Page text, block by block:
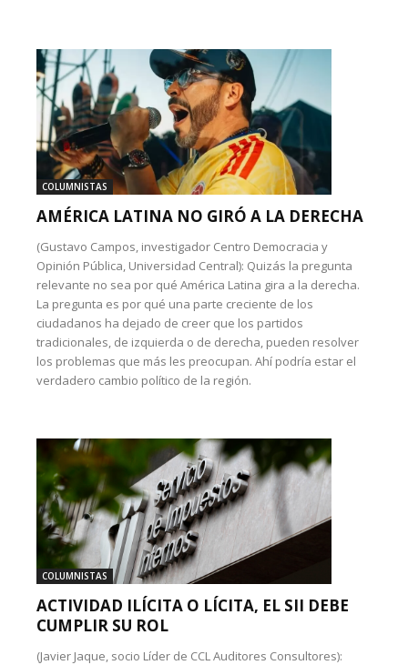
COLUMNISTAS
AMÉRICA LATINA NO GIRÓ A LA DERECHA
(Gustavo Campos, investigador Centro Democracia y
Opinión Pública, Universidad Central): Quizás la pregunta
relevante no sea por qué América Latina gira a la derecha.
La pregunta es por qué una parte creciente de los
ciudadanos ha dejado de creer que los partidos
tradicionales, de izquierda o de derecha, pueden resolver
los problemas que más les preocupan. Ahí podría estar el
verdadero cambio político de la región.
COLUMNISTAS
ACTIVIDAD ILÍCITA O LÍCITA, EL SII DEBE
CUMPLIR SU ROL
(Javier Jaque, socio Líder de CCL Auditores Consultores):